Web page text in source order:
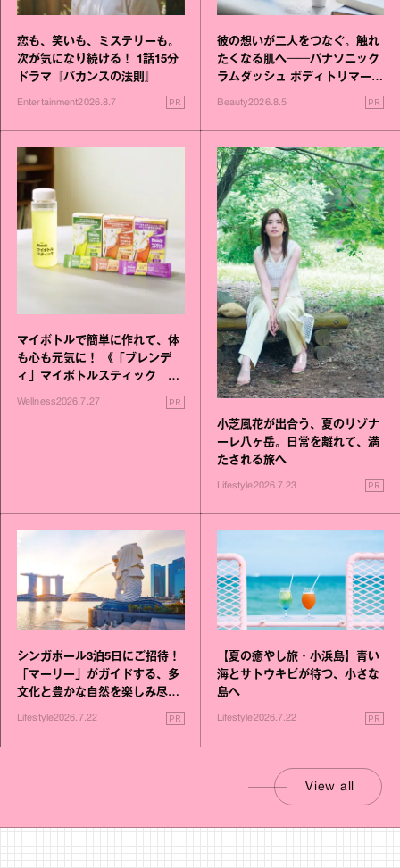
恋も、笑いも、ミステリーも。
次が気になり続ける！ 1話15分
ドラマ『バカンスの法則』
Entertainment2026.8.7 PR
彼の想いが二人をつなぐ。触れ
たくなる肌へ──パナソニック
ラムダッシュ ボディトリマーが
Beauty2026.8.5 PR
マイボトルで簡単に作れて、体
も心も元気に！ 《「ブレンデ
ィ」マイボトルスティック い
いこと毎日》シリーズが誕生
Wellness2026.7.27 PR
小芝風花が出合う、夏のリゾナ
ーレ八ヶ岳。日常を離れて、満
たされる旅へ
Lifestyle2026.7.23 PR
シンガポール3泊5日にご招待！
「マーリー」がガイドする、多
文化と豊かな自然を楽しみ尽く
Lifestyle2026.7.22 PR
【夏の癒やし旅・小浜島】青い
海とサトウキビが待つ、小さな
島へ
Lifestyle2026.7.22 PR
View all